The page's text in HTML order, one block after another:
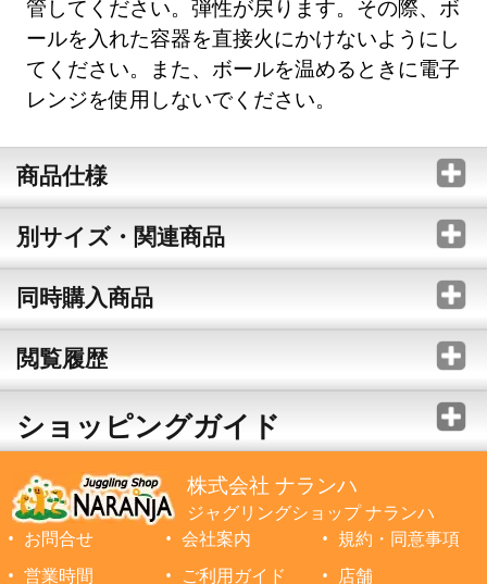
管してください。弾性が戻ります。その際、ボ
ールを入れた容器を直接火にかけないようにし
てください。また、ボールを温めるときに電子
レンジを使用しないでください。
商品仕様
別サイズ・関連商品
同時購入商品
閲覧履歴
ショッピングガイド
株式会社 ナランハ
ジャグリングショップ ナランハ
お問合せ
会社案内
規約・同意事項
営業時間
ご利用ガイド 店舗